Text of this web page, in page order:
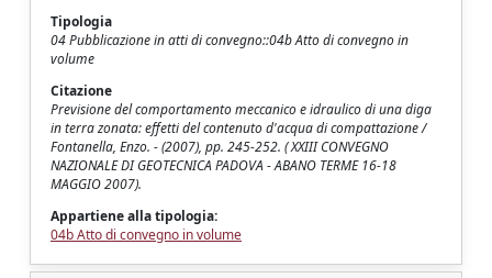
Tipologia
04 Pubblicazione in atti di convegno::04b Atto di convegno in
volume
Citazione
Previsione del comportamento meccanico e idraulico di una diga
in terra zonata: effetti del contenuto d'acqua di compattazione /
Fontanella, Enzo. - (2007), pp. 245-252. ( XXIII CONVEGNO
NAZIONALE DI GEOTECNICA PADOVA - ABANO TERME 16-18
MAGGIO 2007).
Appartiene alla tipologia:
04b Atto di convegno in volume